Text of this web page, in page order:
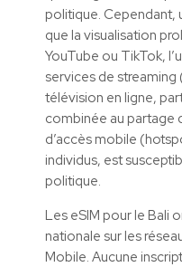
politique. Cependant,
que la visualisation
YouTube ou TikTok,
services de
télévision en ligne,
combinée au partage
d’accès mobile
individus, est
politique.
Les eSIM pour le Bali
nationale sur les
Mobile. Aucune